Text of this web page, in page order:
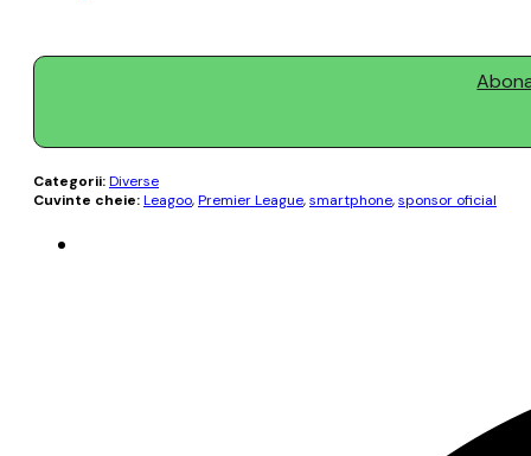
Categorii:Diverse
Cuvinte cheie:Leagoo,Premier League,smartphone,sponsor oficial